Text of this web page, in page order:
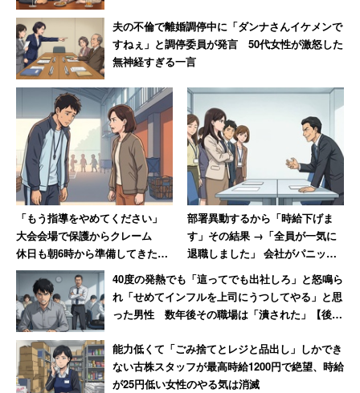
トの一方で「自作パソコン」を検討する、という声も出て
いた。
キャリコネニュース編集部では、編集記者・ライター
を募集しています。
夫の不倫で離婚調停中に「ダンナさんイケメンで
すねぇ」と調停委員が発言 50代女性が激怒した
無神経すぎる一言
「もう指導をやめてください」
大会会場で保護からクレーム
休日も朝6時から準備してきた部
活動の指導者が思うこと
部署異動するから「時給下げま
す」その結果 →「全員が一気に
退職しました」 会社がパニック
に陥った話
40度の発熱でも「這ってでも出社しろ」と怒鳴ら
れ「せめてインフルを上司にうつしてやる」と思
った男性 数年後その職場は「潰された」【後
能力低くて「ごみ捨てとレジと品出し」しかでき
ない古株スタッフが最高時給1200円で絶望、時給
が25円低い女性のやる気は消滅